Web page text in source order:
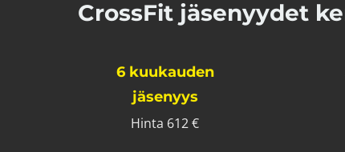
CrossFit jäsenyydet
6 kuukauden
jäsenyys
Hinta 612 €